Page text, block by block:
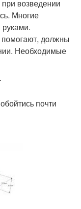
возведении
Многие
должны
Необходимые
почти